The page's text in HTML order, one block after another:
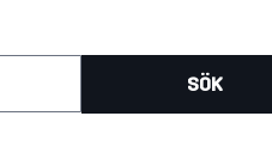
SÖK
Delbetala ditt köp